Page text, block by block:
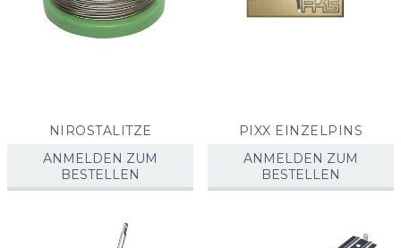
NIROSTALITZE
ANMELDEN ZUM
BESTELLEN
PIXX EINZELPINS
ANMELDEN ZUM
BESTELLEN